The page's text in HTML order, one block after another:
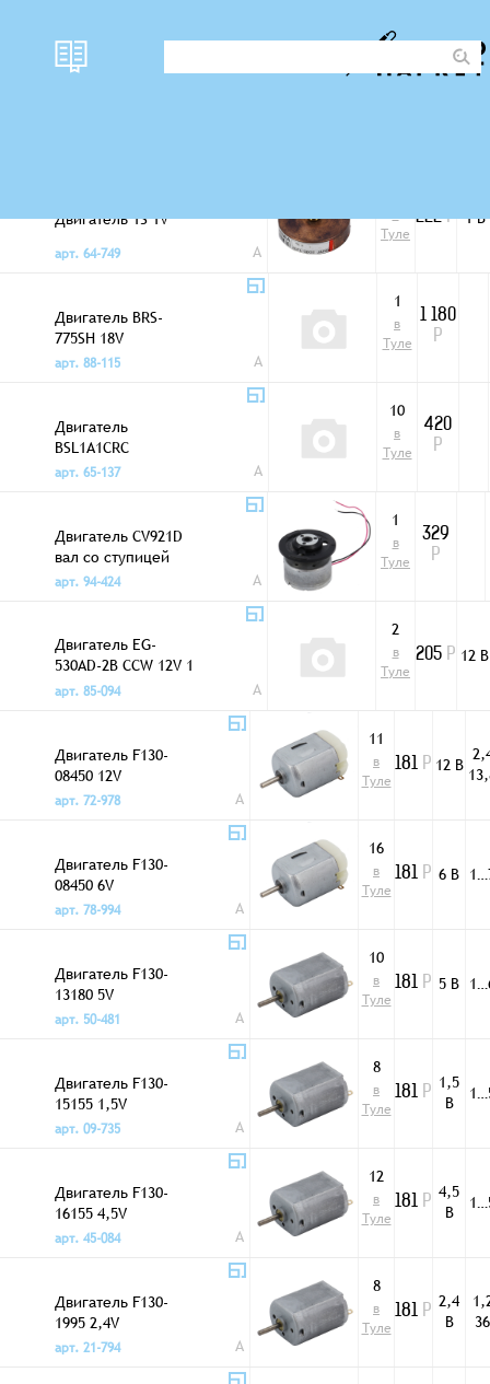
Двигатель 1S 1V
арт. 64-749
A
в
Туле
222Р 1 В
Двигатель BRS-
775SH 18V
арт. 88-115
A
1
в
Туле
1 180
Р
Двигатель
BSL1A1CRC
арт. 65-137
A
10
в
Туле
420
Р
Двигатель CV921D
вал со ступицей
арт. 94-424
A
1
в
Туле
329
Р
Двигатель EG-
530AD-2B CCW 12V 1
скорость
арт. 85-094 A
2
в
Туле
205 Р 12 В
Двигатель F130-
08450 12V
арт. 72-978
A
11
в
Туле
181 Р 12 В
Двигатель F130-
08450 6V
арт. 78-994
A
16
в
Туле
181 Р 6 В
Двигатель F130-
13180 5V
арт. 50-481
A
10
в
Туле
181 Р 5 В
Двигатель F130-
15155 1,5V
арт. 09-735
A
8
в
Туле
181 Р
1,5
В
Двигатель F130-
16155 4,5V
арт. 45-084
A
12
в
Туле
181 Р
4,5
В
Двигатель F130-
1995 2,4V
арт. 21-794
A
8
в
Туле
181 Р
2,4
В